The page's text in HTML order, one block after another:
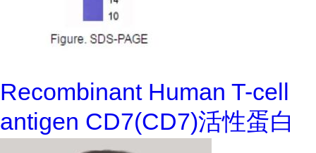
Recombinant Human T-cell
antigen CD7(CD7)活性蛋白